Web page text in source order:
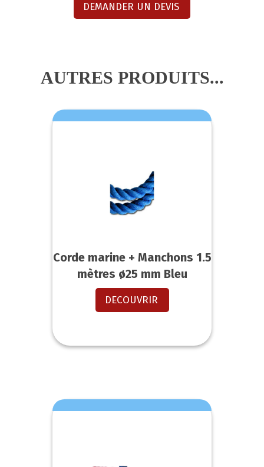
DEMANDER UN DEVIS
AUTRES PRODUITS...
Corde marine + Manchons 1.5
mètres ø25 mm Bleu
DECOUVRIR